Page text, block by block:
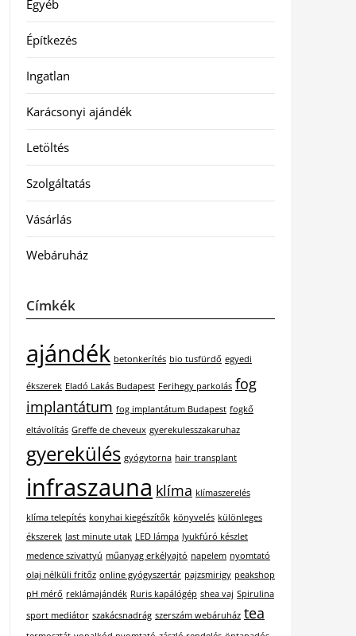
Egyéb
Építkezés
Ingatlan
Karácsonyi ajándék
Letöltés
Szolgáltatás
Vásárlás
Webáruház
Címkék
ajándék betonkerítés bio tusfürdő egyedi
ékszerek Eladó Lakás Budapest Ferihegy parkolás fog
implantátum fog implantátum Budapest fogkő
eltávolítás Greffe de cheveux gyerekulesszakaruhaz
gyerekülés gyógytorna hair transplant
infraszauna klíma klímaszerelés
klíma telepítés konyhai kiegészítők könyvelés különleges
ékszerek last minute utak LED lámpa lyukfúró készlet
medence szivattyú műanyag erkélyajtó napelem nyomtató
olaj nélküli fritőz online gyógyszertár pajzsmirigy peakshop
pH mérő reklámajándék Ruris kapálógép shea vaj Spirulina
sport mediátor szakácsnadrág szerszám webáruház tea